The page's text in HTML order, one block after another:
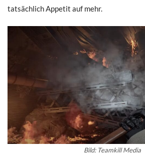
tatsächlich Appetit auf mehr.
Bild: Teamkill Media